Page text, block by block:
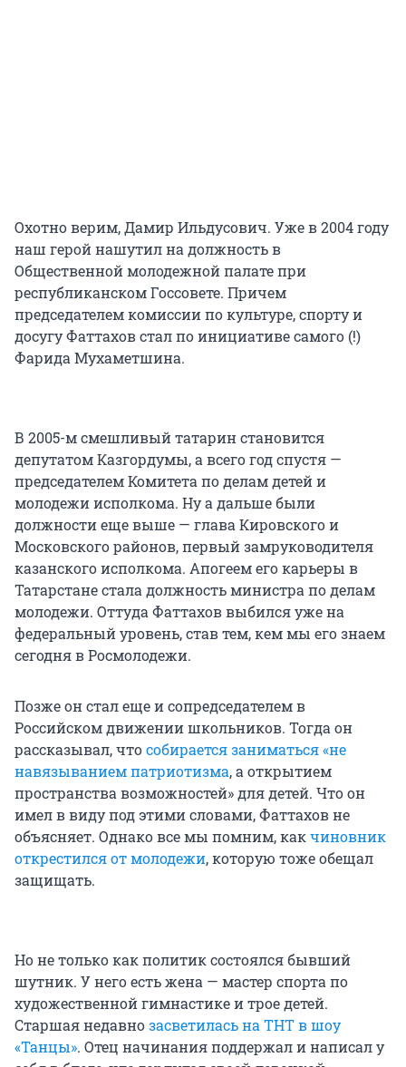
Охотно верим, Дамир Ильдусович. Уже в 2004 году
наш герой нашутил на должность в
Общественной молодежной палате при
республиканском Госсовете. Причем
председателем комиссии по культуре, спорту и
досугу Фаттахов стал по инициативе самого (!)
Фарида Мухаметшина.
В 2005-м смешливый татарин становится
депутатом Казгордумы, а всего год спустя —
председателем Комитета по делам детей и
молодежи исполкома. Ну а дальше были
должности еще выше — глава Кировского и
Московского районов, первый замруководителя
казанского исполкома. Апогеем его карьеры в
Татарстане стала должность министра по делам
молодежи. Оттуда Фаттахов выбился уже на
федеральный уровень, став тем, кем мы его знаем
сегодня в Росмолодежи.
Позже он стал еще и сопредседателем в
Российском движении школьников. Тогда он
рассказывал, чтособирается заниматься «не
навязыванием патриотизма, а открытием
пространства возможностей» для детей. Что он
имел в виду под этими словами, Фаттахов не
объясняет. Однако все мы помним, какчиновник
открестился от молодежи, которую тоже обещал
защищать.
Но не только как политик состоялся бывший
шутник. У него есть жена — мастер спорта по
художественной гимнастике и трое детей.
Старшая недавнозасветилась на ТНТ в шоу
«Танцы». Отец начинания поддержал и написал у